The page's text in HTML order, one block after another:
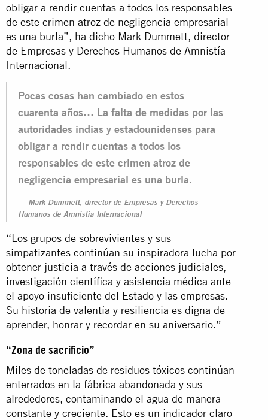
obligar a rendir cuentas a todos los responsables
de este crimen atroz de negligencia empresarial
es una burla”, ha dicho Mark Dummett, director
de Empresas y Derechos Humanos de Amnistía
Internacional.
Pocas cosas han cambiado en estos
cuarenta años… La falta de medidas por las
autoridades indias y estadounidenses para
obligar a rendir cuentas a todos los
responsables de este crimen atroz de
negligencia empresarial es una burla.
Mark Dummett, director de Empresas y Derechos
Humanos de Amnistía Internacional
“Los grupos de sobrevivientes y sus
simpatizantes continúan su inspiradora lucha por
obtener justicia a través de acciones judiciales,
investigación científica y asistencia médica ante
el apoyo insuficiente del Estado y las empresas.
Su historia de valentía y resiliencia es digna de
aprender, honrar y recordar en su aniversario.”
“Zona de sacrificio”
Miles de toneladas de residuos tóxicos continúan
enterrados en la fábrica abandonada y sus
alrededores, contaminando el agua de manera
constante y creciente. Esto es un indicador claro